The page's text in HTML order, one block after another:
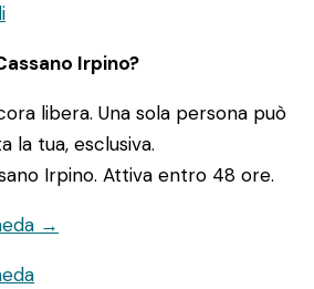
Irpino?
libera. Una sola persona può
la tua, esclusiva.
Irpino. Attiva entro 48 ore.
→